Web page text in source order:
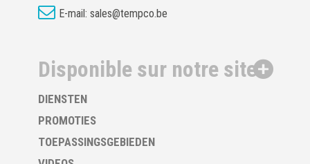
E-mail: sales@tempco.be
Disponible sur notre site
DIENSTEN
PROMOTIES
TOEPASSINGSGEBIEDEN